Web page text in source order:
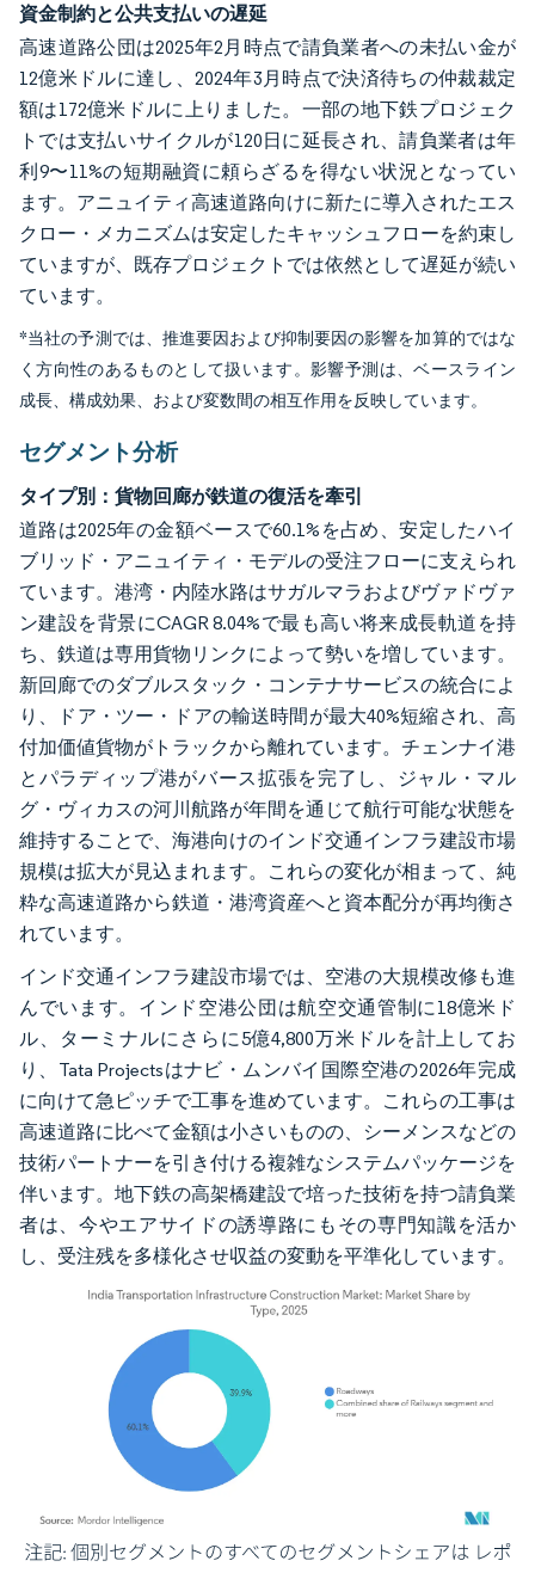
資金制約と公共支払いの遅延
高速道路公団は2025年2月時点で請負業者への未払い金が
12億米ドルに達し、2024年3月時点で決済待ちの仲裁裁定
額は172億米ドルに上りました。一部の地下鉄プロジェク
トでは支払いサイクルが120日に延長され、請負業者は年
利9〜11%の短期融資に頼らざるを得ない状況となってい
ます。アニュイティ高速道路向けに新たに導入されたエス
クロー・メカニズムは安定したキャッシュフローを約束し
ていますが、既存プロジェクトでは依然として遅延が続い
ています。
*当社の予測では、推進要因および抑制要因の影響を加算的ではな
く方向性のあるものとして扱います。影響予測は、ベースライン
成長、構成効果、および変数間の相互作用を反映しています。
セグメント分析
タイプ別：貨物回廊が鉄道の復活を牽引
道路は2025年の金額ベースで60.1%を占め、安定したハイ
ブリッド・アニュイティ・モデルの受注フローに支えられ
ています。港湾・内陸水路はサガルマラおよびヴァドヴァ
ン建設を背景にCAGR 8.04%で最も高い将来成長軌道を持
ち、鉄道は専用貨物リンクによって勢いを増しています。
新回廊でのダブルスタック・コンテナサービスの統合によ
り、ドア・ツー・ドアの輸送時間が最大40%短縮され、高
付加価値貨物がトラックから離れています。チェンナイ港
とパラディップ港がバース拡張を完了し、ジャル・マル
グ・ヴィカスの河川航路が年間を通じて航行可能な状態を
維持することで、海港向けのインド交通インフラ建設市場
規模は拡大が見込まれます。これらの変化が相まって、純
粋な高速道路から鉄道・港湾資産へと資本配分が再均衡さ
れています。
インド交通インフラ建設市場では、空港の大規模改修も進
んでいます。インド空港公団は航空交通管制に18億米ド
ル、ターミナルにさらに5億4,800万米ドルを計上してお
り、Tata Projectsはナビ・ムンバイ国際空港の2026年完成
に向けて急ピッチで工事を進めています。これらの工事は
高速道路に比べて金額は小さいものの、シーメンスなどの
技術パートナーを引き付ける複雑なシステムパッケージを
伴います。地下鉄の高架橋建設で培った技術を持つ請負業
者は、今やエアサイドの誘導路にもその専門知識を活か
し、受注残を多様化させ収益の変動を平準化しています。
画像 © Mordor Intelligence。再利用にはCC BY 4.0の表示が必要です。